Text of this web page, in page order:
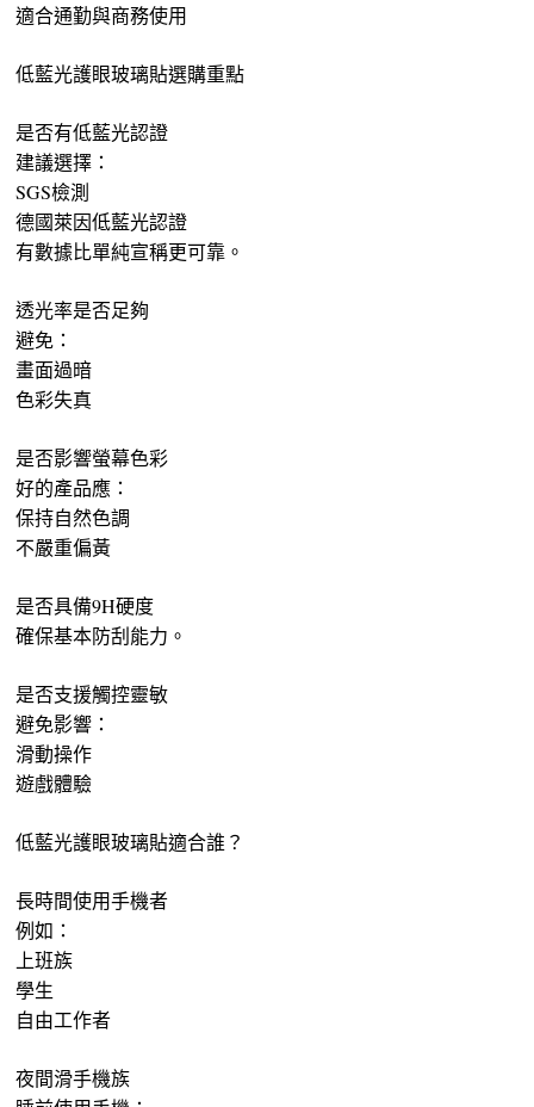
適合通勤與商務使用
低藍光護眼玻璃貼選購重點
是否有低藍光認證
建議選擇：
SGS檢測
德國萊因低藍光認證
有數據比單純宣稱更可靠。
透光率是否足夠
避免：
畫面過暗
色彩失真
是否影響螢幕色彩
好的產品應：
保持自然色調
不嚴重偏黃
是否具備9H硬度
確保基本防刮能力。
是否支援觸控靈敏
避免影響：
滑動操作
遊戲體驗
低藍光護眼玻璃貼適合誰？
長時間使用手機者
例如：
上班族
學生
自由工作者
夜間滑手機族